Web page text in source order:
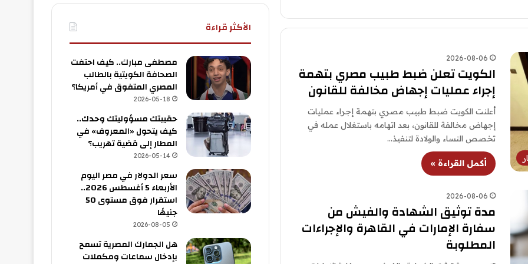
2026-08-06
الكويت تعلن ضبط طبيب مصري بتهمة
إجراء عمليات إجهاض مخالفة للقانون
أعلنت الكويت ضبط طبيب مصري بتهمة إجراء عمليات
إجهاض مخالفة للقانون، بعد اتهامه باستغلال عمله في
تخصص النساء والولادة لتنفيذ…
أكمل القراءة »
2026-08-06
مدة توثيق الشهادة والفيش من
سفارة الإمارات في القاهرة والإجراءات
المطلوبة
الأكثر قراءة
مصطفى مبارك.. كيف احتفت
الصحافة الكويتية بالطالب
المصري المتفوق في أمريكا؟
2026-05-18
حقيبتك مسؤوليتك وحدك..
كيف يتحول «المعروف» في
المطار إلى قضية تهريب؟
2026-05-14
سعر الدولار في مصر اليوم
الأربعاء 5 أغسطس 2026..
استقرار فوق مستوى 50
جنيهًا
2026-08-05
هل الجمارك المصرية تسمح
بإدخال سماعات ومكملات